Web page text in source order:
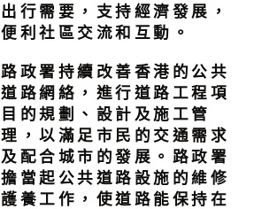
出行需要，支持經濟發展，
便利社區交流和互動。
路政署持續改善香港的公共
道路網絡，進行道路工程項
目的規劃、設計及施工管
理，以滿足市民的交通需求
及配合城市的發展。路政署
擔當起公共道路設施的維修
護養工作，使道路能保持在